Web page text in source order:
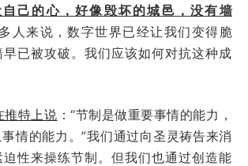
自己的心，好像毁坏的城邑，没有墙
人来说，数字世界已经让我们变得脆
已被攻破。我们应该如何对抗这种成
推特上说 ：“节制是做重要事情的能力，
情的能力。”我们通过向圣灵祷告来消
性来操练节制。但我们也通过创造能